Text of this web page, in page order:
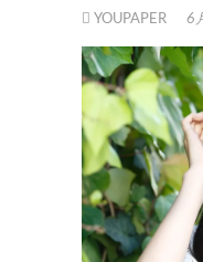
YOUPAPER 6